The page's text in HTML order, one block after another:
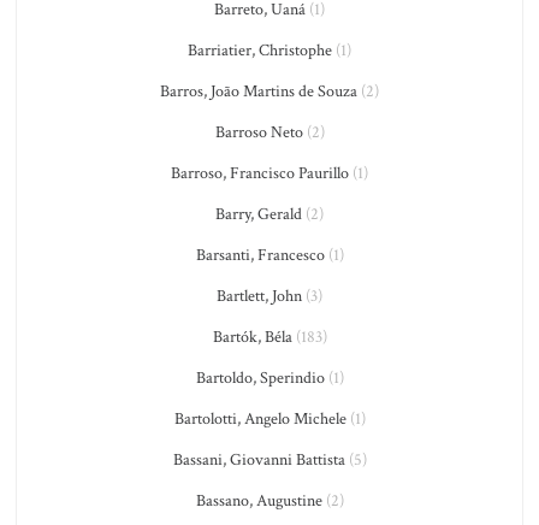
Barreto, Uaná (1)
Barriatier, Christophe (1)
Barros, João Martins de Souza (2)
Barroso Neto(2)
Barroso, Francisco Paurillo (1)
Barry, Gerald (2)
Barsanti, Francesco(1)
Bartlett, John (3)
Bartók, Béla(183)
Bartoldo, Sperindio(1)
Bartolotti, Angelo Michele(1)
Bassani, Giovanni Battista(5)
Bassano, Augustine(2)